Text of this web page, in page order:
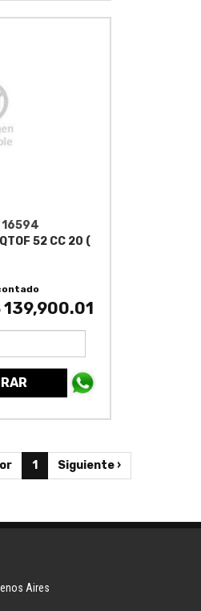
16594
52 CC 20 (
139,900.01
1 Siguiente ›
Aires